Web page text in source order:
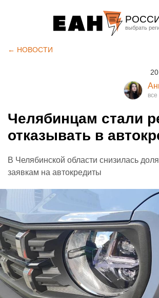
Курган
← НОВОСТИ
Челябинцам стали
отказывать в
В Челябинской области снизилась
заявкам на автокредиты